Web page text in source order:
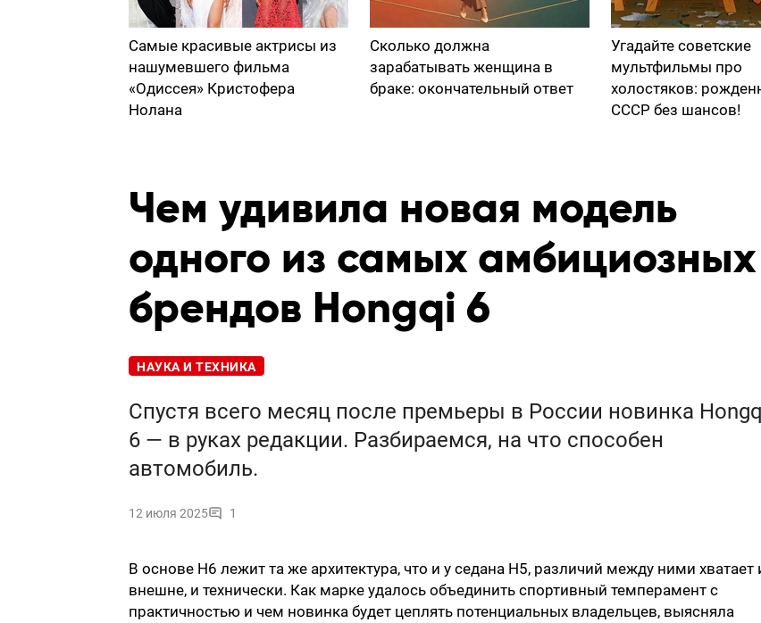
Самые красивые актрисы из
нашумевшего фильма
«Одиссея» Кристофера
Нолана
Сколько должна
зарабатывать женщина в
браке: окончательный ответ
Угадайте советские
мультфильмы про
холостяков:
СССР без шансов!
Чем удивила новая модель
одного из самых амбициозных
брендов Hongqi 6
НАУКА И ТЕХНИКА
Cпустя всего месяц после премьеры в России новинка
6 — в руках редакции. Разбираемся, на что способен
автомобиль.
12 июля 2025 1
В основе H6 лежит та же архитектура, что и у седана H5, различий между ними хватает
внешне, и технически. Как марке удалось объединить спортивный темперамент с
практичностью и чем новинка будет цеплять потенциальных владельцев, выясняла